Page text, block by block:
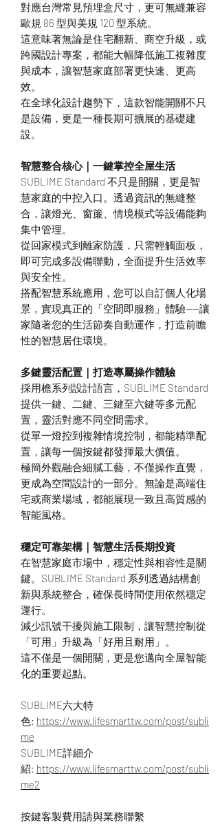
對應台灣常見預埋盒尺寸，更可無縫兼容
歐規 86 型與美規 120 型系統。
這意味著無論是住宅翻新、商空升級，或
跨國設計專案，都能大幅降低施工複雜度
與成本，讓智慧家庭部署更快速、更高
效。
在全球化設計趨勢下，這款智能開關不只
是設備，更是一種長期可擴展的基礎建
設。
智慧整合核心｜一鍵掌控全屋生活
SUBLIME Standard 不只是開關，更是智
慧家庭的中控入口。透過資訊的無縫整
合，讓燈光、窗簾、情境模式等設備能夠
集中管理。
從回家模式到離家防護，只需輕觸面板，
即可完成多設備聯動，全面提升生活效率
與安全性。
搭配智慧系統應用，您可以自訂個人化場
景，實現真正的「空間即服務」體驗——讓
家隨著您的生活節奏自動運作，打造前瞻
性的智慧居住環境。
多鍵靈活配置｜打造專屬操作體驗
採用檐系列設計語言，SUBLIME Standard
提供一鍵、二鍵、三鍵至六鍵等多元配
置，靈活對應不同空間需求。
從單一燈控到複雜情境控制，都能精準配
置，讓每一個按鍵都發揮最大價值。
極簡外觀融合細膩工藝，不僅操作直覺，
更成為空間設計的一部分。無論是高端住
宅或商業場域，都能展現一致且高質感的
智能風格。
穩定可靠架構｜智慧生活長期投資
在智慧家庭市場中，穩定性與相容性是關
鍵。SUBLIME Standard 系列透過結構創
新與系統整合，確保長時間使用依然穩定
運行。
減少訊號干擾與施工限制，讓智慧控制從
「可用」升級為「好用且耐用」。
這不僅是一個開關，更是您邁向全屋智能
化的重要起點。
SUBLIME六大特
色: https://www.lifesmarttw.com/post/subli
me
SUBLIME詳細介
紹: https://www.lifesmarttw.com/post/subli
me2
按鍵客製費用請與業務聯繫